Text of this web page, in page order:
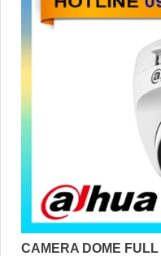
CAMERA DOME